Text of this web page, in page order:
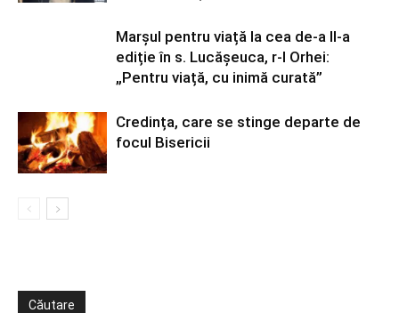
Marșul pentru viață la cea de-a II-a
ediție în s. Lucășeuca, r-l Orhei:
„Pentru viață, cu inimă curată”
Credința, care se stinge departe de
focul Bisericii
Căutare